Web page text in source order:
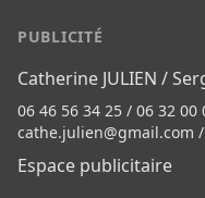
PUBLICITÉ
Catherine JULIEN /
06 46 56 34 25 / 06 32 00
cathe.julien@gmail.com /
Espace publicitaire